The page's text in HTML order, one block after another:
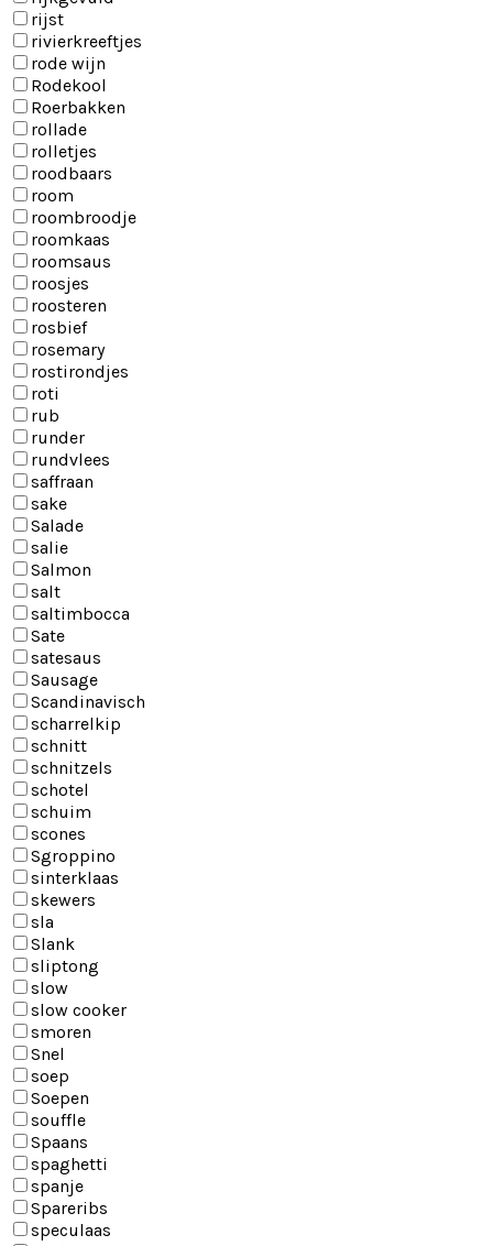
rijst
rivierkreeftjes
rode wijn
Rodekool
Roerbakken
rollade
rolletjes
roodbaars
room
roombroodje
roomkaas
roomsaus
roosjes
roosteren
rosbief
rosemary
rostirondjes
roti
rub
runder
rundvlees
saffraan
sake
Salade
salie
Salmon
salt
saltimbocca
Sate
satesaus
Sausage
Scandinavisch
scharrelkip
schnitt
schnitzels
schotel
schuim
scones
Sgroppino
sinterklaas
skewers
sla
Slank
sliptong
slow
slow cooker
smoren
Snel
soep
Soepen
souffle
Spaans
spaghetti
spanje
Spareribs
speculaas